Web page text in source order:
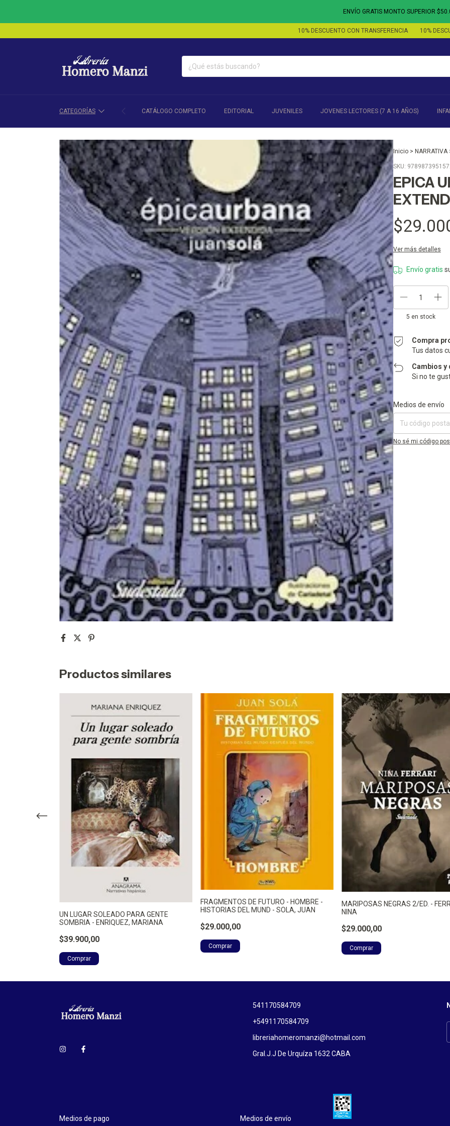
ENVÍO GRATIS MONTO SUPERIOR $50.000 -
10% DESCUENTO CON TRANSFERENCIA 10% DESCUENTO
CATEGORÍAS CATÁLOGO COMPLETO EDITORIAL JUVENILES JOVENES LECTORES (7 A 16 AÑOS)
Inicio > NARRATIVA
SKU:
EPICA
Ver más detalles
Envío gratis
5 en stock
Compra
Tus datos
Cambios y
Si no te
Entregas para el CP:
Medios de envío
No sé mi código
Productos similares
UN LUGAR SOLEADO PARA GENTE
SOMBRIA - ENRIQUEZ, MARIANA
$39.900,00
FRAGMENTOS DE FUTURO - HOMBRE -
HISTORIAS DEL MUND - SOLA, JUAN
$29.000,00
MARIPOSAS NEGRAS 2/ED. -
NINA
$29.000,00
541170584709
+5491170584709
libreriahomeromanzi@hotmail.com
Gral.J.J De Urquíza 1632 CABA
Medios de pago Medios de envío